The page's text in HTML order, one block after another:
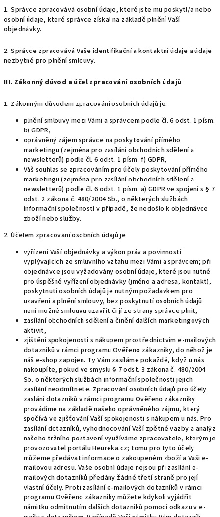
1. Správce zpracovává osobní údaje, které jste mu poskytl/a nebo
osobní údaje, které správce získal na základě plnění Vaší
objednávky.
2. Správce zpracovává Vaše identifikační a kontaktní údaje a údaje
nezbytné pro plnění smlouvy.
III. Zákonný důvod a účel zpracování osobních údajů
1. Zákonným důvodem zpracování osobních údajů je:
plnění smlouvy mezi Vámi a správcem podle čl. 6 odst. 1 písm.
b) GDPR,
oprávněný zájem správce na poskytování přímého
marketingu (zejména pro zasílání obchodních sdělení a
newsletterů) podle čl. 6 odst. 1 písm. f) GDPR,
Váš souhlas se zpracováním pro účely poskytování přímého
marketingu (zejména pro zasílání obchodních sdělení a
newsletterů) podle čl. 6 odst. 1 písm. a) GDPR ve spojení s § 7
odst. 2 zákona č. 480/2004 Sb., o některých službách
informační společnosti v případě, že nedošlo k objednávce
zboží nebo služby.
2. Účelem zpracování osobních údajů je
vyřízení Vaší objednávky a výkon práv a povinností
vyplývajících ze smluvního vztahu mezi Vámi a správcem; při
objednávce jsou vyžadovány osobní údaje, které jsou nutné
pro úspěšné vyřízení objednávky (jméno a adresa, kontakt),
poskytnutí osobních údajů je nutným požadavkem pro
uzavření a plnění smlouvy, bez poskytnutí osobních údajů
není možné smlouvu uzavřít či jí ze strany správce plnit,
zasílání obchodních sdělení a činění dalších marketingových
aktivit,
zjištění spokojenosti s nákupem prostřednictvím e-mailových
dotazníků v rámci programu Ověřeno zákazníky, do něhož je
náš e-shop zapojen. Ty Vám zasíláme pokaždé, když u nás
nakoupíte, pokud ve smyslu § 7 odst. 3 zákona č. 480/2004
Sb. o některých službách informační společnosti jejich
zasílání neodmítnete. Zpracování osobních údajů pro účely
zaslání dotazníků v rámci programu Ověřeno zákazníky
provádíme na základě našeho oprávněného zájmu, který
spočívá ve zjišťování Vaší spokojenosti s nákupem u nás. Pro
zasílání dotazníků, vyhodnocování Vaší zpětné vazby a analýz
našeho tržního postavení využíváme zpracovatele, kterým je
provozovatel portálu Heureka.cz; tomu pro tyto účely
můžeme předávat informace o zakoupeném zboží a Vaši e-
mailovou adresu. Vaše osobní údaje nejsou při zasílání e-
mailových dotazníků předány žádné třetí straně pro její
vlastní účely. Proti zasílání e-mailových dotazníků v rámci
programu Ověřeno zákazníky můžete kdykoli vyjádřit
námitku odmítnutím dalších dotazníků pomocí odkazu v e-